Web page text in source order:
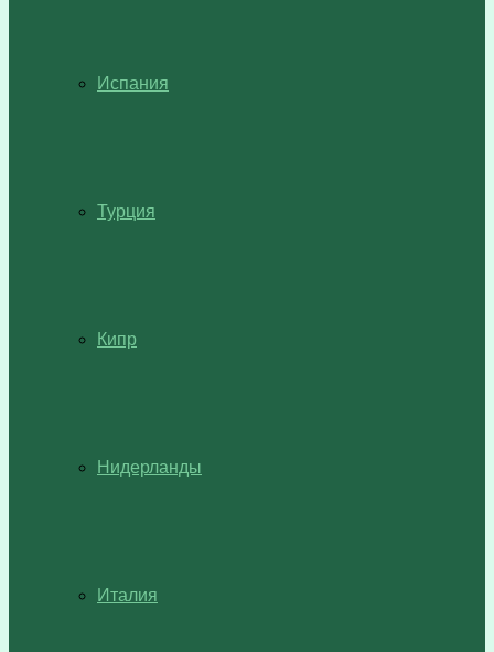
Испания
Турция
Кипр
Нидерланды
Италия